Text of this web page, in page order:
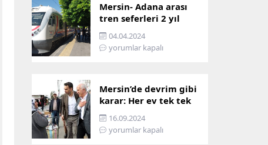
Mersin- Adana arası
tren seferleri 2 yıl
boyunca
çalışmayacak
04.04.2024
yorumlar kapalı
Mersin’de devrim gibi
karar: Her ev tek tek
incelenecek!
16.09.2024
yorumlar kapalı